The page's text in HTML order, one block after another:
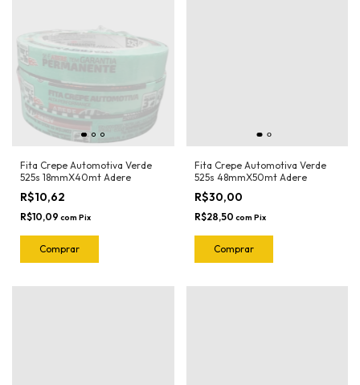
Fita Crepe Automotiva Verde
525s 18mmX40mt Adere
R$10,62
R$10,09 com Pix
Fita Crepe Automotiva Verde
525s 48mmX50mt Adere
R$30,00
R$28,50 com Pix